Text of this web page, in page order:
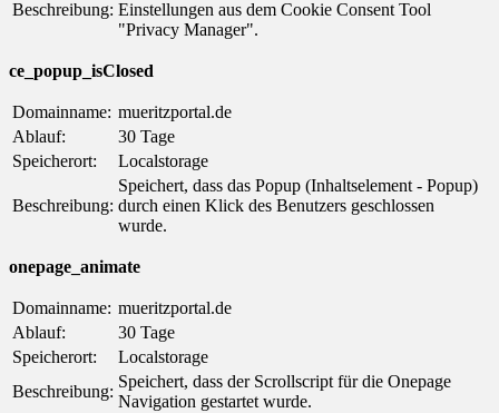
Beschreibung: Einstellungen aus dem Cookie Consent Tool
"Privacy Manager".
ce_popup_isClosed
Domainname: mueritzportal.de
Ablauf:
30 Tage
Speicherort:
Localstorage
Beschreibung:
Speichert, dass das Popup (Inhaltselement - Popup)
durch einen Klick des Benutzers geschlossen
wurde.
onepage_animate
Domainname: mueritzportal.de
Ablauf:
30 Tage
Speicherort:
Localstorage
Beschreibung:
Speichert, dass der Scrollscript für die Onepage
Navigation gestartet wurde.